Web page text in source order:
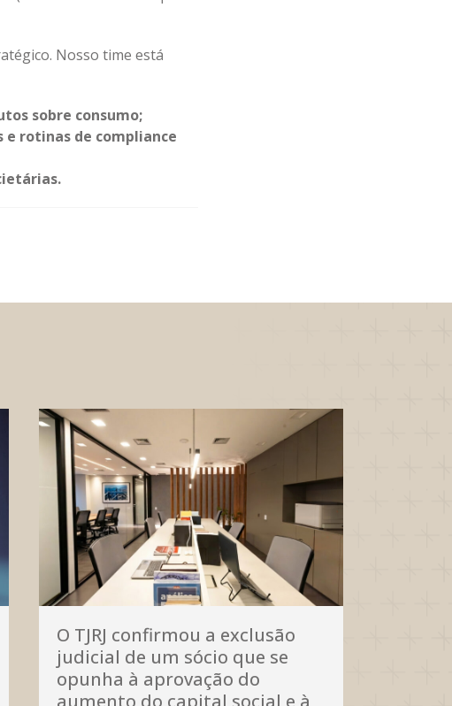
Nosso time está
sobre consumo;
e rotinas de compliance
O TJRJ confirmou a exclusão
judicial de um sócio que se
opunha à aprovação do
aumento do capital social e à